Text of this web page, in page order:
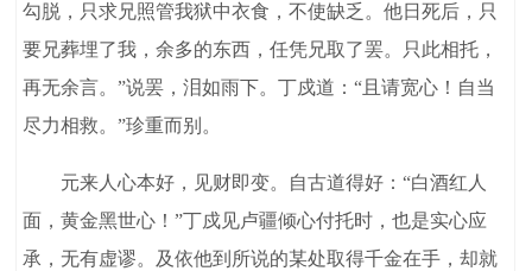
勾脱，只求兄照管我狱中衣食，不使缺乏。他日死后，只
要兄葬埋了我，余多的东西，任凭兄取了罢。只此相托，
再无余言。”说罢，泪如雨下。丁戍道：“且请宽心！自当
尽力相救。”珍重而别。
元来人心本好，见财即变。自古道得好：“白酒红人
面，黄金黑世心！”丁戍见卢疆倾心付托时，也是实心应
承，无有虚谬。及依他到所说的某处取得千金在手，却就